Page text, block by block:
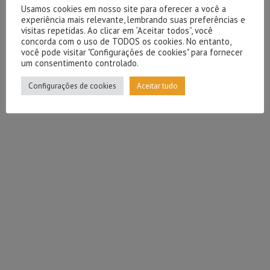
Usamos cookies em nosso site para oferecer a você a
experiência mais relevante, lembrando suas preferências e
visitas repetidas. Ao clicar em “Aceitar todos”, você
concorda com o uso de TODOS os cookies. No entanto,
você pode visitar "Configurações de cookies" para fornecer
um consentimento controlado.
Configurações de cookies Aceitar tudo